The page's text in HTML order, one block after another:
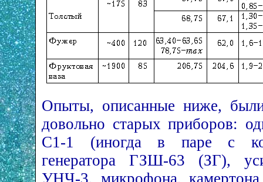
Опыты, описанные ниже,
довольно старых приборов:
С1-1 (иногда в паре с
генератора ГЗШ-63 (ЗГ),
УНЧ-3, микрофона,